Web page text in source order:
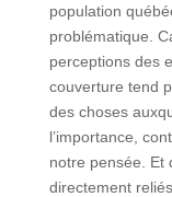
population
problématique.
perceptions des
couverture tend
des choses
l’importance,
notre pensée. Et
directement